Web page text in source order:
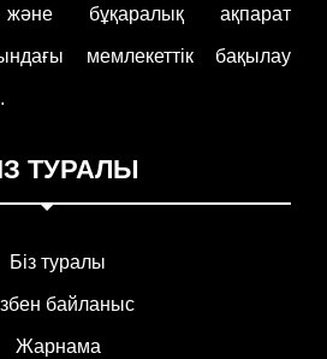
және бұқаралық ақпарат
мемлекеттік бақылау
ТУРАЛЫ
Біз туралы
байланыс
Жарнама